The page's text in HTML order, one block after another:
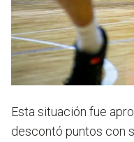
Esta situación fue
descontó puntos con